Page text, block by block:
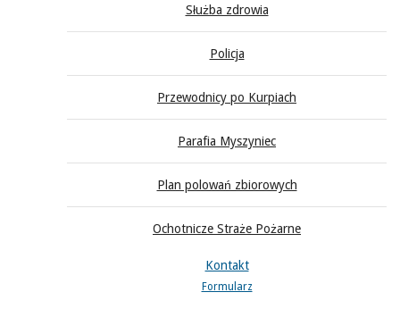
Służba zdrowia
Policja
Przewodnicy po Kurpiach
Parafia Myszyniec
Plan polowań zbiorowych
Ochotnicze Straże Pożarne
Kontakt
Formularz